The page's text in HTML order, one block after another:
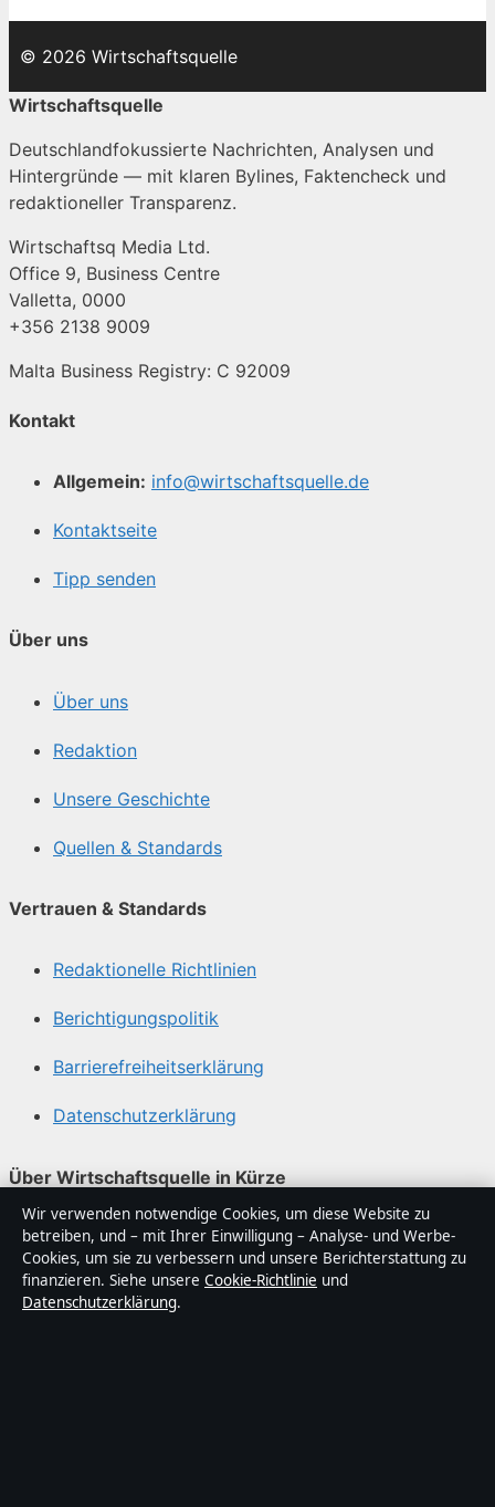
© 2026 Wirtschaftsquelle
Wirtschaftsquelle
Deutschlandfokussierte Nachrichten, Analysen und
Hintergründe — mit klaren Bylines, Faktencheck und
redaktioneller Transparenz.
Wirtschaftsq Media Ltd.
Office 9, Business Centre
Valletta, 0000
+356 2138 9009
Malta Business Registry: C 92009
Kontakt
Allgemein: info@wirtschaftsquelle.de
Kontaktseite
Tipp senden
Über uns
Über uns
Redaktion
Unsere Geschichte
Quellen & Standards
Vertrauen & Standards
Redaktionelle Richtlinien
Berichtigungspolitik
Barrierefreiheitserklärung
Datenschutzerklärung
Über Wirtschaftsquelle in Kürze
Wirtschaftsquelle ist ein unabhängiger digitaler
Nachrichtenanbieter mit Fokus auf Politik, Wirtschaft,
Technik und Gesellschaft in Deutschland. Jeder Artikel
trägt eine Byline, wird von einem Redakteur geprüft und
Wir verwenden notwendige Cookies, um diese Website zu
betreiben, und – mit Ihrer Einwilligung – Analyse- und Werbe-
Cookies, um sie zu verbessern und unsere Berichterstattung zu
finanzieren. Siehe unsere Cookie-Richtlinie und
Datenschutzerklärung.